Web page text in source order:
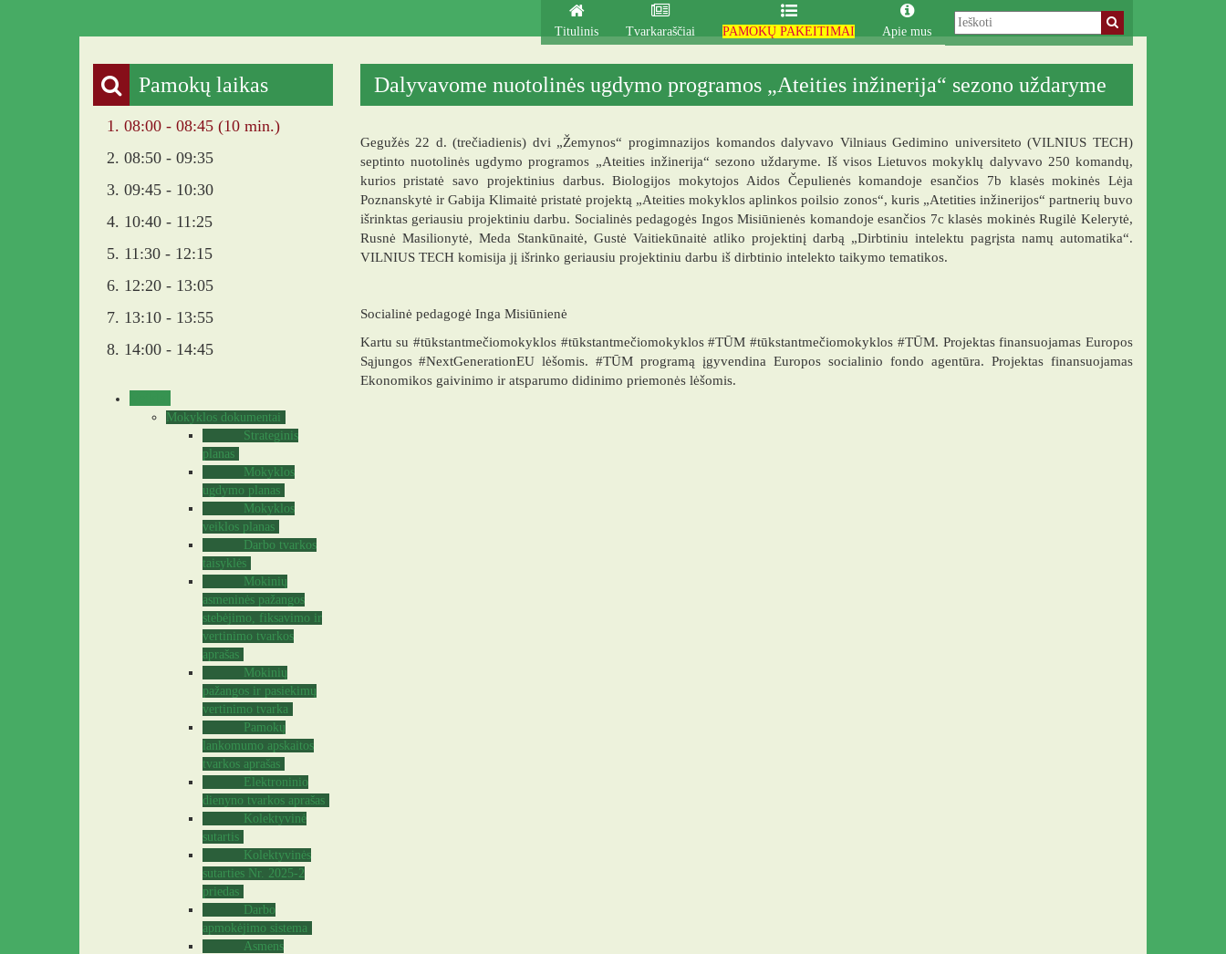
Titulinis Tvarkaraščiai PAMOKŲ PAKEITIMAI Apie mus
Pamokų laikas
1. 08:00 - 08:45 (10 min.)
2. 08:50 - 09:35
3. 09:45 - 10:30
4. 10:40 - 11:25
5. 11:30 - 12:15
6. 12:20 - 13:05
7. 13:10 - 13:55
8. 14:00 - 14:45
Mokyklos dokumentai
Strateginis
planas
Mokyklos
ugdymo planas
Mokyklos
veiklos planas
Darbo tvarkos
taisyklės
Mokinių
asmeninės pažangos
stebėjimo, fiksavimo ir
vertinimo tvarkos
aprašas
Mokinių
pažangos ir pasiekimų
vertinimo tvarka
Pamokų
lankomumo apskaitos
tvarkos aprašas
Elektroninio
dienyno tvarkos aprašas
Kolektyvinė
sutartis
Kolektyvinės
sutarties Nr. 2025-2
priedas
Darbo
apmokėjimo sistema
Asmens
Dalyvavome nuotolinės ugdymo programos „Ateities inžinerija“ sezono uždaryme
Gegužės 22 d. (trečiadienis) dvi „Žemynos“ progimnazijos komandos dalyvavo Vilniaus Gedimino universiteto (VILNIUS TECH)
septinto nuotolinės ugdymo programos „Ateities inžinerija“ sezono uždaryme. Iš visos Lietuvos mokyklų dalyvavo 250 komandų,
kurios pristatė savo projektinius darbus. Biologijos mokytojos Aidos Čepulienės komandoje esančios 7b klasės mokinės Lėja
Poznanskytė ir Gabija Klimaitė pristatė projektą „Ateities mokyklos aplinkos poilsio zonos“, kuris „Atetities inžinerijos“ partnerių buvo
išrinktas geriausiu projektiniu darbu. Socialinės pedagogės Ingos Misiūnienės komandoje esančios 7c klasės mokinės Rugilė Kelerytė,
Rusnė Masilionytė, Meda Stankūnaitė, Gustė Vaitiekūnaitė atliko projektinį darbą „Dirbtiniu intelektu pagrįsta namų automatika“.
VILNIUS TECH komisija jį išrinko geriausiu projektiniu darbu iš dirbtinio intelekto taikymo tematikos.
Socialinė pedagogė Inga Misiūnienė
Kartu su #tūkstantmečiomokyklos #tūkstantmečiomokyklos #TŪM #tūkstantmečiomokyklos #TŪM. Projektas finansuojamas Europos
Sąjungos #NextGenerationEU lėšomis. #TŪM programą įgyvendina Europos socialinio fondo agentūra. Projektas finansuojamas
Ekonomikos gaivinimo ir atsparumo didinimo priemonės lėšomis.